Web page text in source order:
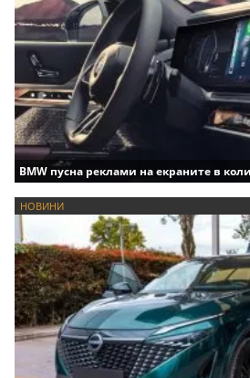
BMW пусна реклами на екраните в
НОВИНИ